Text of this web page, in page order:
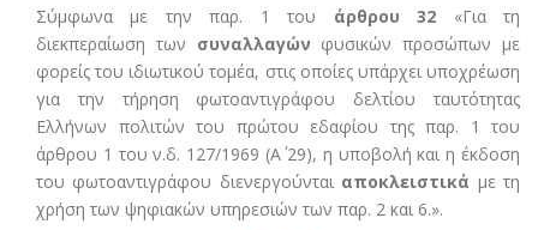
Σύμφωνα με την παρ. 1 του άρθρου 32 «Για τη
διεκπεραίωση των συναλλαγών φυσικών προσώπων με
φορείς του ιδιωτικού τομέα, στις οποίες υπάρχει υποχρέωση
για την τήρηση φωτοαντιγράφου δελτίου ταυτότητας
Ελλήνων πολιτών του πρώτου εδαφίου της παρ. 1 του
άρθρου 1 του ν.δ. 127/1969 (Α΄ 29), η υποβολή και η έκδοση
του φωτοαντιγράφου διενεργούνται αποκλειστικά με τη
χρήση των ψηφιακών υπηρεσιών των παρ. 2 και 6.».